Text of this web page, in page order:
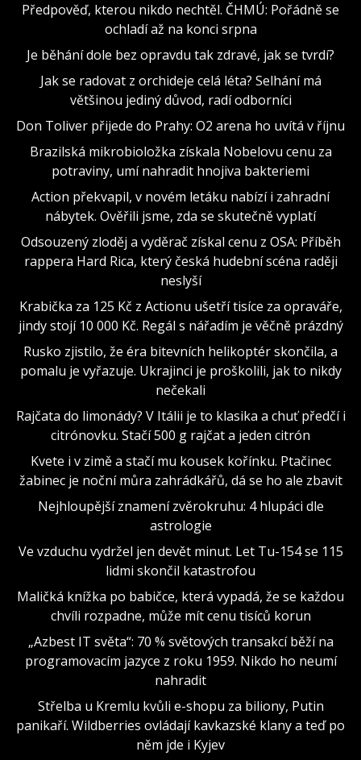
Předpověď, kterou nikdo nechtěl. ČHMÚ: Pořádně se
ochladí až na konci srpna
Je běhání dole bez opravdu tak zdravé, jak se tvrdí?
Jak se radovat z orchideje celá léta? Selhání má
většinou jediný důvod, radí odborníci
Don Toliver přijede do Prahy: O2 arena ho uvítá v říjnu
Brazilská mikrobioložka získala Nobelovu cenu za
potraviny, umí nahradit hnojiva bakteriemi
Action překvapil, v novém letáku nabízí i zahradní
nábytek. Ověřili jsme, zda se skutečně vyplatí
Odsouzený zloděj a vyděrač získal cenu z OSA: Příběh
rappera Hard Rica, který česká hudební scéna raději
neslyší
Krabička za 125 Kč z Actionu ušetří tisíce za opraváře,
jindy stojí 10 000 Kč. Regál s nářadím je věčně prázdný
Rusko zjistilo, že éra bitevních helikoptér skončila, a
pomalu je vyřazuje. Ukrajinci je proškolili, jak to nikdy
nečekali
Rajčata do limonády? V Itálii je to klasika a chuť předčí i
citrónovku. Stačí 500 g rajčat a jeden citrón
Kvete i v zimě a stačí mu kousek kořínku. Ptačinec
žabinec je noční můra zahrádkářů, dá se ho ale zbavit
Nejhloupější znamení zvěrokruhu: 4 hlupáci dle
astrologie
Ve vzduchu vydržel jen devět minut. Let Tu-154 se 115
lidmi skončil katastrofou
Maličká knížka po babičce, která vypadá, že se každou
chvíli rozpadne, může mít cenu tisíců korun
„Azbest IT světa“: 70 % světových transakcí běží na
programovacím jazyce z roku 1959. Nikdo ho neumí
nahradit
Střelba u Kremlu kvůli e-shopu za biliony, Putin
panikaří. Wildberries ovládají kavkazské klany a teď po
něm jde i Kyjev